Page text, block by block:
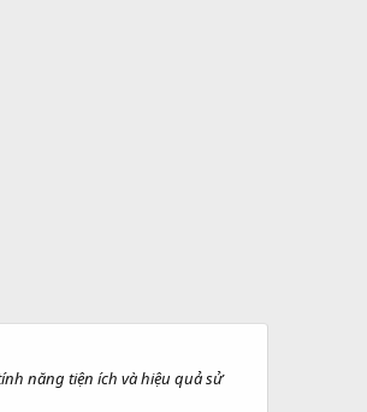
năng tiện ích và hiệu quả sử